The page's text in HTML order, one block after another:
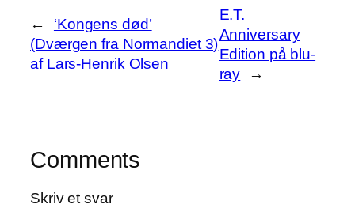
←
‘Kongens død’
(Dværgen fra Normandiet 3)
af Lars-Henrik Olsen
E.T.
Anniversary
Edition på blu-
ray
→
Comments
Skriv et svar